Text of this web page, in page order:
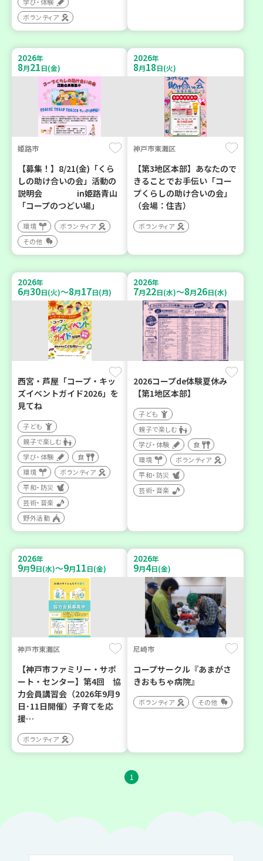
学び・体験
ボランティア
2026年
8月21日(金)
姫路市
【募集！】8/21(金)「くら
しの助け合いの会」活動の
説明会 in姫路青山
「コープのつどい場」
環境
ボランティア
その他
2026年
8月18日(火)
神戸市東灘区
【第3地区本部】あなたので
きることでお手伝い「コー
プくらしの助け合いの会」
（会場：住吉）
ボランティア
2026年
6月30日(火)～8月17日(月)
西宮・芦屋「コープ・キッ
ズイベントガイド2026」を
見てね
子ども
親子で楽しむ
学び・体験
食
環境
ボランティア
平和・防災
芸術・音楽
野外活動
2026年
7月22日(水)～8月26日(水)
2026コープde体験夏休み
【第1地区本部】
子ども
親子で楽しむ
学び・体験
食
環境
ボランティア
平和・防災
芸術・音楽
2026年
9月9日(水)～9月11日(金)
神戸市東灘区
【神戸市ファミリー・サポ
ート・センター】第4回 協
力会員講習会（2026年9月9
日･11日開催）子育てを応
援…
ボランティア
2026年
9月4日(金)
尼崎市
コープサークル『あまがさ
きおもちゃ病院』
ボランティア その他
1